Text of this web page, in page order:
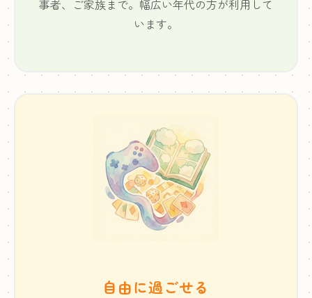
事者、ご家族まで。幅広い年代の方が利用して
います。
自由に過ごせる